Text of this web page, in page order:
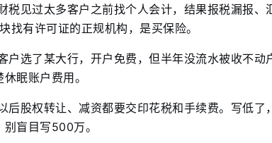
税见过太多客户之前找个人会计，结果报税漏报
有许可证的正规机构，是买保险。
户选了某大行，开户免费，但半年没流水被收不
眠账户费用。
后股权转让、减资都要交印花税和手续费。写低
盲目写500万。